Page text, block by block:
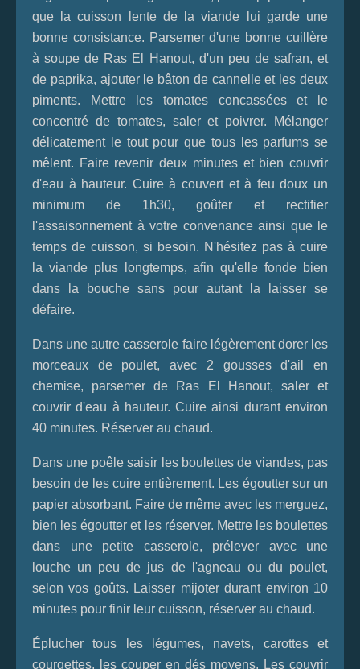
que la cuisson lente de la viande lui garde une
bonne consistance. Parsemer d'une bonne cuillère
à soupe de Ras El Hanout, d'un peu de safran, et
de paprika, ajouter le bâton de cannelle et les deux
piments. Mettre les tomates concassées et le
concentré de tomates, saler et poivrer. Mélanger
délicatement le tout pour que tous les parfums se
mêlent. Faire revenir deux minutes et bien couvrir
d'eau à hauteur. Cuire à couvert et à feu doux un
minimum de 1h30, goûter et rectifier
l'assaisonnement à votre convenance ainsi que le
temps de cuisson, si besoin. N'hésitez pas à cuire
la viande plus longtemps, afin qu'elle fonde bien
dans la bouche sans pour autant la laisser se
défaire.
Dans une autre casserole faire légèrement dorer les
morceaux de poulet, avec 2 gousses d'ail en
chemise, parsemer de Ras El Hanout, saler et
couvrir d'eau à hauteur. Cuire ainsi durant environ
40 minutes. Réserver au chaud.
Dans une poêle saisir les boulettes de viandes, pas
besoin de les cuire entièrement. Les égoutter sur un
papier absorbant. Faire de même avec les merguez,
bien les égoutter et les réserver. Mettre les boulettes
dans une petite casserole, prélever avec une
louche un peu de jus de l'agneau ou du poulet,
selon vos goûts. Laisser mijoter durant environ 10
minutes pour finir leur cuisson, réserver au chaud.
Éplucher tous les légumes, navets, carottes et
courgettes, les couper en dés moyens. Les couvrir